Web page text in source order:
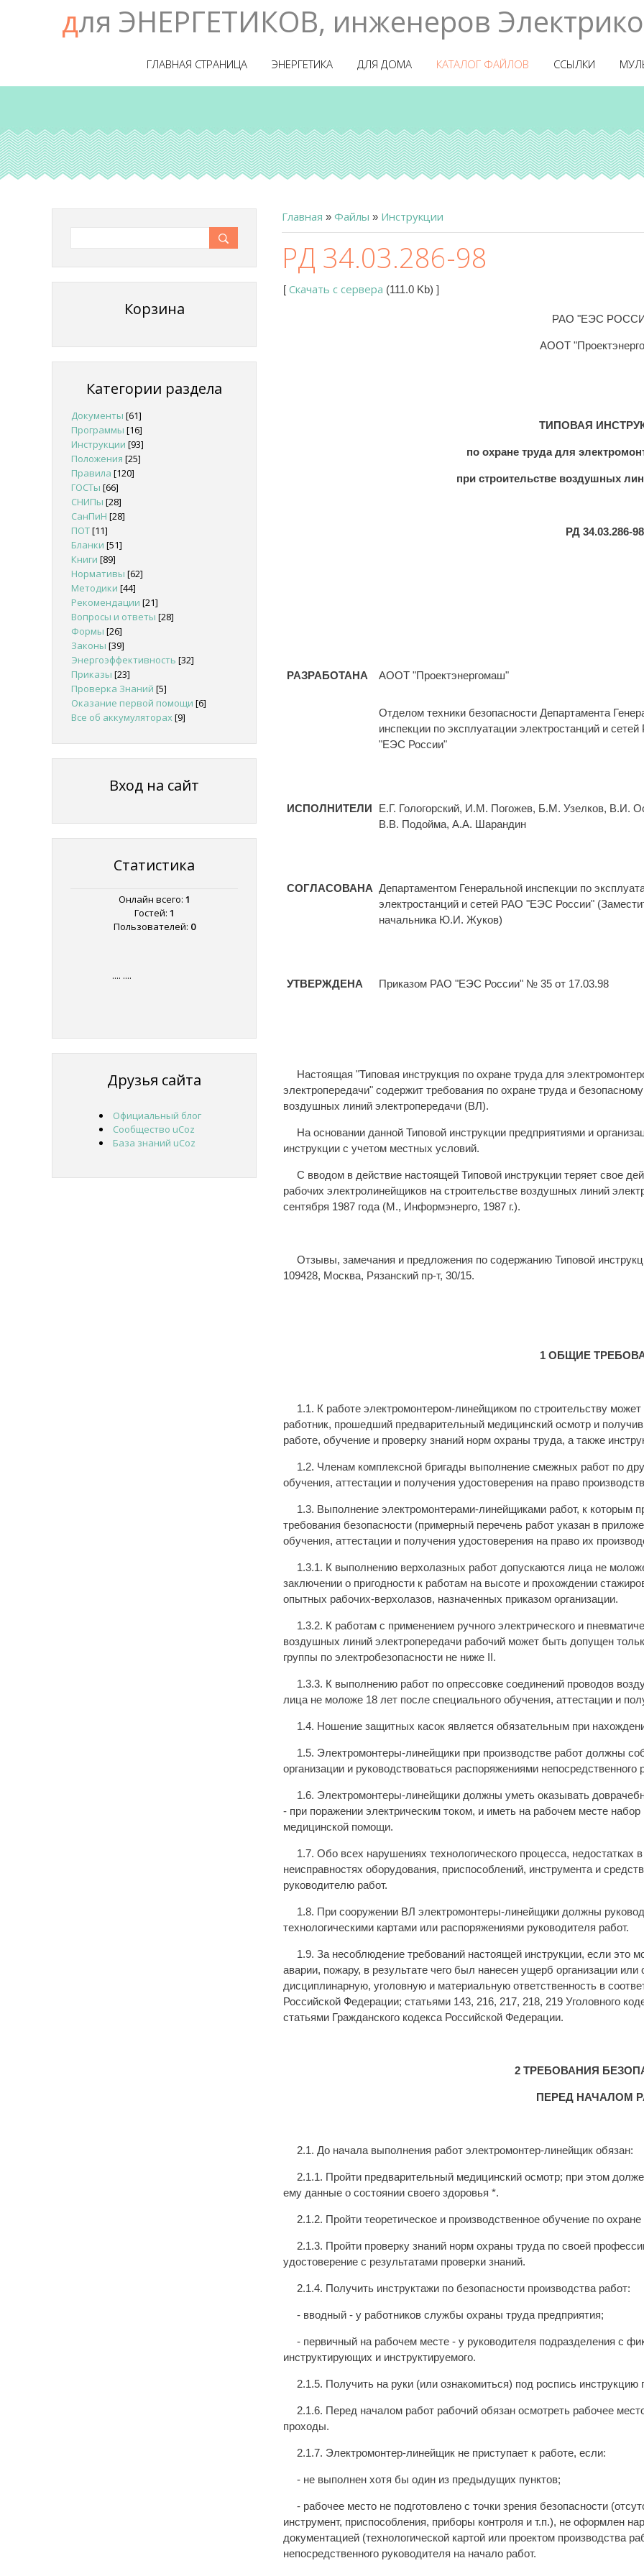
для ЭНЕРГЕТИКОВ, инженеров
ГЛАВНАЯ СТРАНИЦА ЭНЕРГЕТИКА ДЛЯ ДОМА КАТАЛОГ ФАЙЛОВ ССЫЛКИ
Главная » Файлы » Инструкции
РД 34.03.286-98
[ Скачать с сервера (111.0 Kb) ]
РАО "ЕЭС
АООТ
ТИПОВАЯ
по охране труда для
при строительстве воздушных
РД 34.03.286-98
РАЗРАБОТАНА АООТ "Проектэнергомаш"
Отделом техники безопасности Департамента
инспекции по эксплуатации электростанций и
"ЕЭС России"
ИСПОЛНИТЕЛИ
Е.Г. Гологорский, И.М. Погожев, Б.М. Узелков, В.И.
В.В. Подойма, А.А. Шарандин
СОГЛАСОВАНА Департаментом Генеральной инспекции по
электростанций и сетей РАО "ЕЭС России"
начальника Ю.И. Жуков)
УТВЕРЖДЕНА Приказом РАО "ЕЭС России" № 35 от 17.03.98
Настоящая "Типовая инструкция по охране труда для
электропередачи" содержит требования по охране труда и
воздушных линий электропередачи (ВЛ).
На основании данной Типовой инструкции предприятиями и
инструкции с учетом местных условий.
С вводом в действие настоящей Типовой инструкции теряет свое
рабочих электролинейщиков на строительстве воздушных линий
сентября 1987 года (М., Информэнерго, 1987 г.).
Отзывы, замечания и предложения по содержанию Типовой
109428, Москва, Рязанский пр-т, 30/15.
1 ОБЩИЕ
1.1. К работе электромонтером-линейщиком по строительству
работник, прошедший предварительный медицинский осмотр и
работе, обучение и проверку знаний норм охраны труда, а также
1.2. Членам комплексной бригады выполнение смежных работ по
обучения, аттестации и получения удостоверения на право
1.3. Выполнение электромонтерами-линейщиками работ, к
требования безопасности (примерный перечень работ указан в
обучения, аттестации и получения удостоверения на право их
1.3.1. К выполнению верхолазных работ допускаются лица не
заключении о пригодности к работам на высоте и прохождении
опытных рабочих-верхолазов, назначенных приказом организации.
1.3.2. К работам с применением ручного электрического и
воздушных линий электропередачи рабочий может быть допущен
группы по электробезопасности не ниже II.
1.3.3. К выполнению работ по опрессовке соединений проводов
лица не моложе 18 лет после специального обучения, аттестации и
1.4. Ношение защитных касок является обязательным при
1.5. Электромонтеры-линейщики при производстве работ должны
организации и руководствоваться распоряжениями непосредственного
1.6. Электромонтеры-линейщики должны уметь оказывать
- при поражении электрическим током, и иметь на рабочем месте
медицинской помощи.
1.7. Обо всех нарушениях технологического процесса, недостатках
неисправностях оборудования, приспособлений, инструмента и
руководителю работ.
1.8. При сооружении ВЛ электромонтеры-линейщики должны
технологическими картами или распоряжениями руководителя работ.
1.9. За несоблюдение требований настоящей инструкции, если это
аварии, пожару, в результате чего был нанесен ущерб организации
дисциплинарную, уголовную и материальную ответственность в
Российской Федерации; статьями 143, 216, 217, 218, 219 Уголовного
статьями Гражданского кодекса Российской Федерации.
2 ТРЕБОВАНИЯ
ПЕРЕД НАЧАЛОМ
2.1. До начала выполнения работ электромонтер-линейщик обязан:
2.1.1. Пройти предварительный медицинский осмотр; при этом
ему данные о состоянии своего здоровья *.
2.1.2. Пройти теоретическое и производственное обучение по охране
2.1.3. Пройти проверку знаний норм охраны труда по своей
удостоверение с результатами проверки знаний.
2.1.4. Получить инструктажи по безопасности производства работ:
- вводный - у работников службы охраны труда предприятия;
- первичный на рабочем месте - у руководителя подразделения с
инструктирующих и инструктируемого.
2.1.5. Получить на руки (или ознакомиться) под роспись
2.1.6. Перед началом работ рабочий обязан осмотреть рабочее
проходы.
2.1.7. Электромонтер-линейщик не приступает к работе, если:
- не выполнен хотя бы один из предыдущих пунктов;
- рабочее место не подготовлено с точки зрения безопасности
инструмент, приспособления, приборы контроля и т.п.), не оформлен
документацией (технологической картой или проектом производства
непосредственного руководителя на начало работ.
Корзина
Категории раздела
Документы [61]
Программы [16]
Инструкции [93]
Положения [25]
Правила [120]
ГОСТы [66]
СНИПы [28]
СанПиН [28]
ПОТ[11]
Бланки [51]
Книги [89]
Нормативы [62]
Методики [44]
Рекомендации [21]
Вопросы и ответы [28]
Формы [26]
Законы [39]
Энергоэффективность [32]
Приказы [23]
Проверка Знаний [5]
Оказание первой помощи [6]
Все об аккумуляторах[9]
Вход на сайт
Статистика
Онлайн всего: 1
Гостей: 1
Пользователей: 0
.... ....
Друзья сайта
Официальный блог
Сообщество uCoz
База знаний uCoz